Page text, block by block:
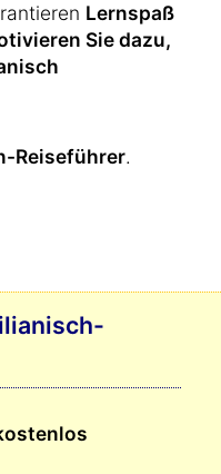
Lernspaß
Sie dazu,
Reiseführer.